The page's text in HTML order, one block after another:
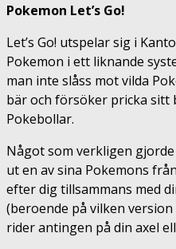
Pokemon Let’s Go!
Let’s Go! utspelar sig i
Pokemon i ett liknande
man inte slåss mot vilda
bär och försöker pricka sitt
Pokebollar.
Något som verkligen
ut en av sina Pokemons
efter dig tillsammans med
(beroende på vilken
rider antingen på din axel